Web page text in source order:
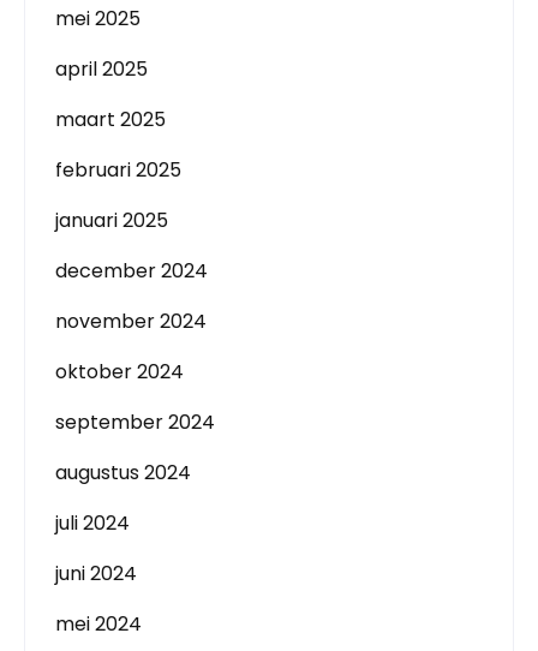
mei 2025
april 2025
maart 2025
februari 2025
januari 2025
december 2024
november 2024
oktober 2024
september 2024
augustus 2024
juli 2024
juni 2024
mei 2024